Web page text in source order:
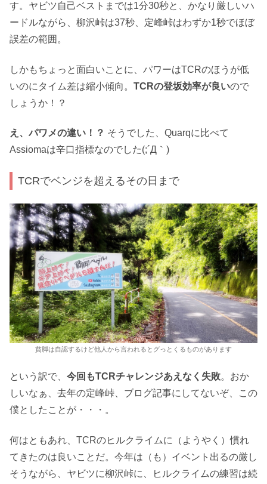
す。ヤビツ自己ベストまでは1分30秒と、かなり厳しいハ
ードルながら、柳沢峠は37秒、定峰峠はわずか1秒でほぼ
誤差の範囲。
しかもちょっと面白いことに、パワーはTCRのほうが低
いのにタイム差は縮小傾向。 TCRの登坂効率が良いので
しょうか！？
え、パワメの違い！？ そうでした、Quarqに比べて
Assiomaは辛口指標なのでした(;´Д｀)
TCRでベンジを超えるその日まで
貧脚は自認するけど他人から言われるとグっとくるものがあります
という訳で、 今回もTCRチャレンジあえなく失敗。おか
しいなぁ、去年の定峰峠、ブログ記事にしてないぞ、この
僕としたことが・・・。
何はともあれ、TCRのヒルクライムに（ようやく）慣れ
てきたのは良いことだ。今年は（も）イベント出るの厳し
そうながら、ヤビツに柳沢峠に、ヒルクライムの練習は続